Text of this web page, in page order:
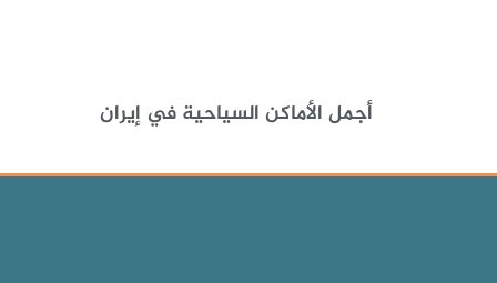
أجمل الأماكن السياحية في إيران